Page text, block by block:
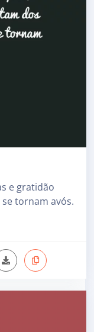
e gratidão
tornam avós.